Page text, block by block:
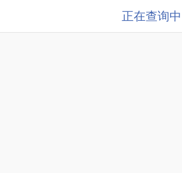
正在查询中